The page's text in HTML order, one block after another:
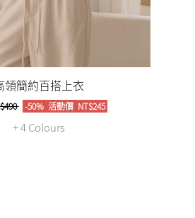
領簡約百搭上衣
-50% 活動價NT$245
+ 4 Colours